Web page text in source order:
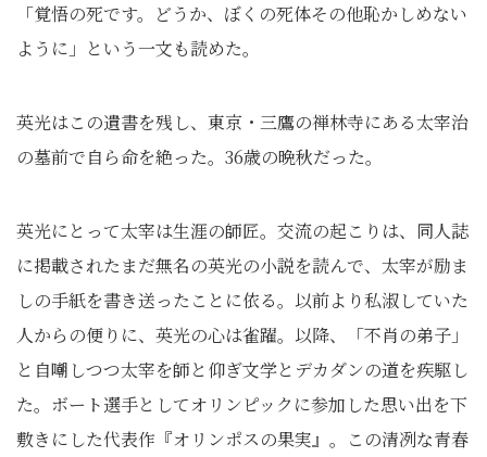
「覚悟の死です。どうか、ぼくの死体その他恥かしめない
ように」という一文も読めた。
英光はこの遺書を残し、東京・三鷹の禅林寺にある太宰治
の墓前で自ら命を絶った。36歳の晩秋だった。
英光にとって太宰は生涯の師匠。交流の起こりは、同人誌
に掲載されたまだ無名の英光の小説を読んで、太宰が励ま
しの手紙を書き送ったことに依る。以前より私淑していた
人からの便りに、英光の心は雀躍。以降、「不肖の弟子」
と自嘲しつつ太宰を師と仰ぎ文学とデカダンの道を疾駆し
た。ボート選手としてオリンピックに参加した思い出を下
敷きにした代表作『オリンポスの果実』。この清冽な青春